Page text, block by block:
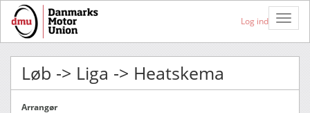
Toggle
Log ind
Løb -> Liga -> Heatskema
Arrangør